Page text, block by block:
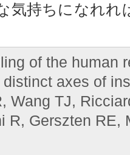
気持ちになれ
of the human
axes of
Wang TJ,
R, Gerszten RE,